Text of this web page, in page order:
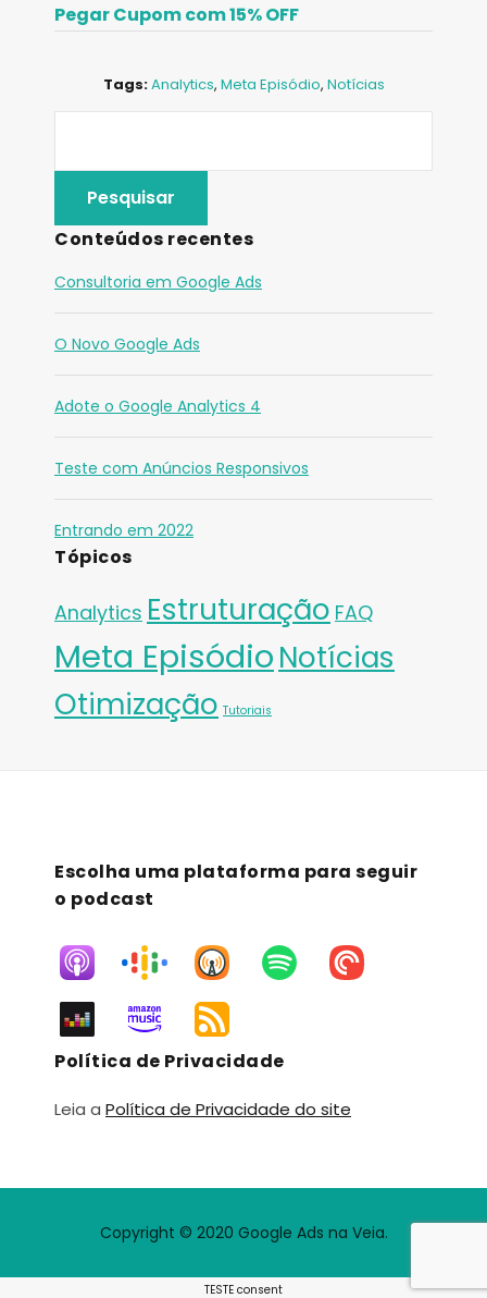
Pegar Cupom com 15% OFF
Tags:Analytics, Meta Episódio, Notícias
Conteúdos recentes
Consultoria em Google Ads
O Novo Google Ads
Adote o Google Analytics 4
Teste com Anúncios Responsivos
Entrando em 2022
Tópicos
Analytics Estruturação FAQ
Meta EpisódioNotícias
Otimização Tutoriais
Escolha uma plataforma para seguir
o podcast
Política de Privacidade
Leia a Política de Privacidade do site
Copyright © 2020 Google Ads na Veia.
TESTE consent